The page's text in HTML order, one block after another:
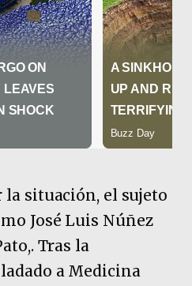
la situación, el sujeto
José Luis Núñez
Tras la
a Medicina